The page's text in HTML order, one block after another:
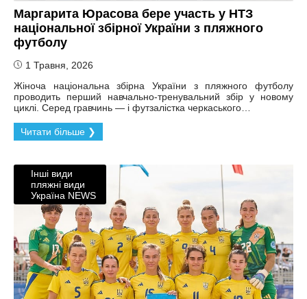
Маргарита Юрасова бере участь у НТЗ
національної збірної України з пляжного
футболу
1 Травня, 2026
Жіноча національна збірна України з пляжного футболу
проводить перший навчально-тренувальний збір у новому
циклі. Серед гравчинь — і футзалістка черкаського…
Читати більше ❯
Інші види
пляжні види
Україна NEWS